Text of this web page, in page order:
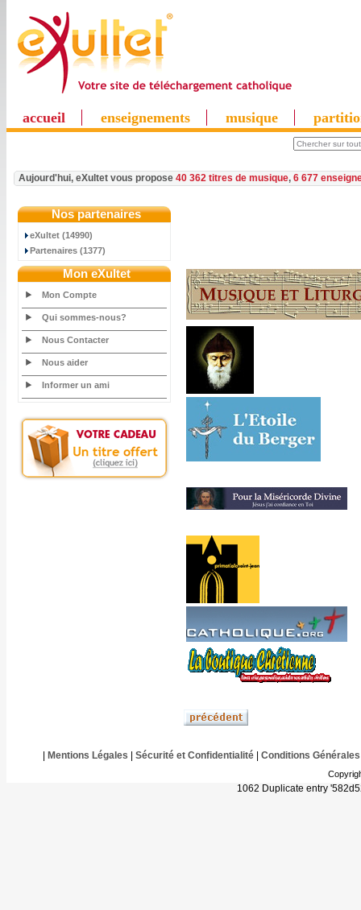
accueil enseignements musique
Aujourd'hui, eXultet vous propose 40 362 titres de musique, 6 677
Nos partenaires
eXultet (14990)
Partenaires (1377)
Mon eXultet
Mon Compte
Qui sommes-nous?
Nous Contacter
Nous aider
Informer un ami
Mentions Légales Sécurité et Confidentialité| Conditions Générales
1062 Duplicate entry